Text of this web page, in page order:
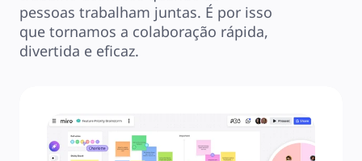
pessoas trabalham juntas. É por isso
que tornamos a colaboração rápida,
divertida e eficaz.